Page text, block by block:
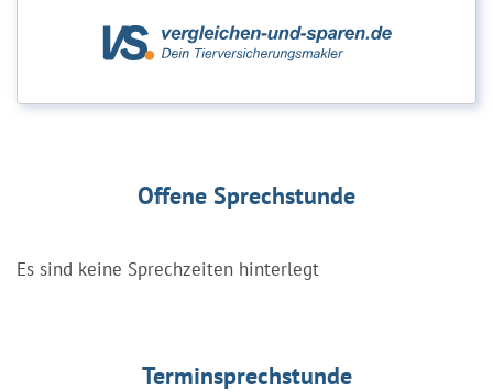
Offene Sprechstunde
Es sind keine Sprechzeiten hinterlegt
Terminsprechstunde